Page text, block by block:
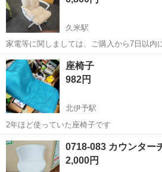
久米駅
家電等に関しましては、ご購入から7日以内
った場合のみ 商品と発行した領収書を併せ
ければ、本体代金のご返金対応致します。
わる費用や 交通費等...
愛媛 松山市 久米駅
座椅子
982円
北伊予駅
2年ほど使っていた座椅子です
愛媛 伊予郡 椅子
0718-083 カウンター
2,000円